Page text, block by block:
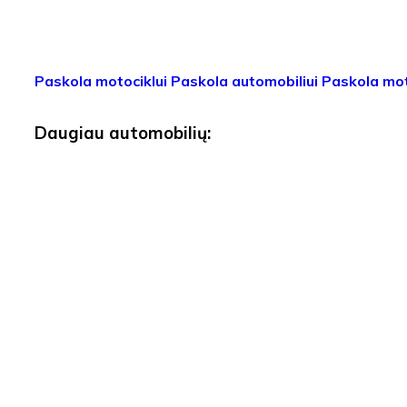
Paskola motociklui Paskola automobiliui Paskola
Daugiau automobilių: